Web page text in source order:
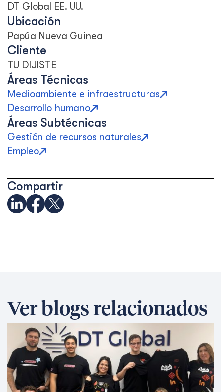
DT Global EE. UU.
Ubicación
Papúa Nueva Guinea
Cliente
TU DIJISTE
Áreas Técnicas
Medioambiente e infraestructuras
Desarrollo humano
Áreas Subtécnicas
Gestión de recursos naturales
Empleo
Compartir
Ver blogs relacionados